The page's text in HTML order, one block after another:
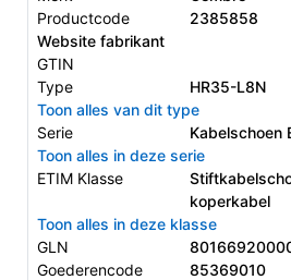
Productcode
2385858
Website fabrikant
GTIN
Type
HR35-L8N
Toon alles van dit type
Serie
Kabelschoen
Toon alles in deze serie
ETIM Klasse
koperkabel
Toon alles in deze klasse
GLN
Goederencode
85369010